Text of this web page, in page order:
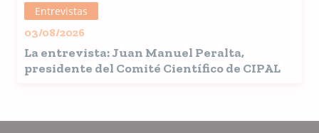
Entrevistas
03/08/2026
La entrevista: Juan Manuel Peralta,
presidente del Comité Científico de CIPAL